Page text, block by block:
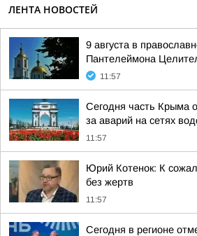
ЛЕНТА НОВОСТЕЙ
9 августа в
Пантелеймона
11:57
Сегодня часть Крыма
за аварий на сетях
11:57
Юрий Котенок: К
без жертв
11:57
Сегодня в регионе